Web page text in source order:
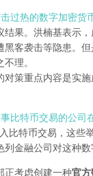
过热的数字加密货
果。洪楠基表示
客袭击等隐患。
理。
策重点内容是实
比特币交易的公司
比特币交易，这些
金融公司对这种数
正考虑创建一种官方